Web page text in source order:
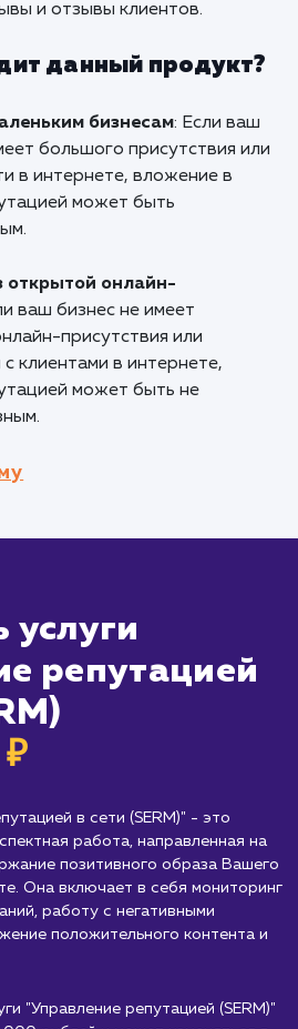
в улучшении
: Если вы столкнулись с
в интернете,
поможет улучшить
и личностям
которые
от управления
защиты своего имиджа и
к улучшению
помочь компаниям
бизнесам
: Если
большого присутствия
в интернете, вложение в
может быть
открытой онлайн-
ваш бизнес не имеет
онлайн-присутствия или
с клиентами в интернете,
может быть не